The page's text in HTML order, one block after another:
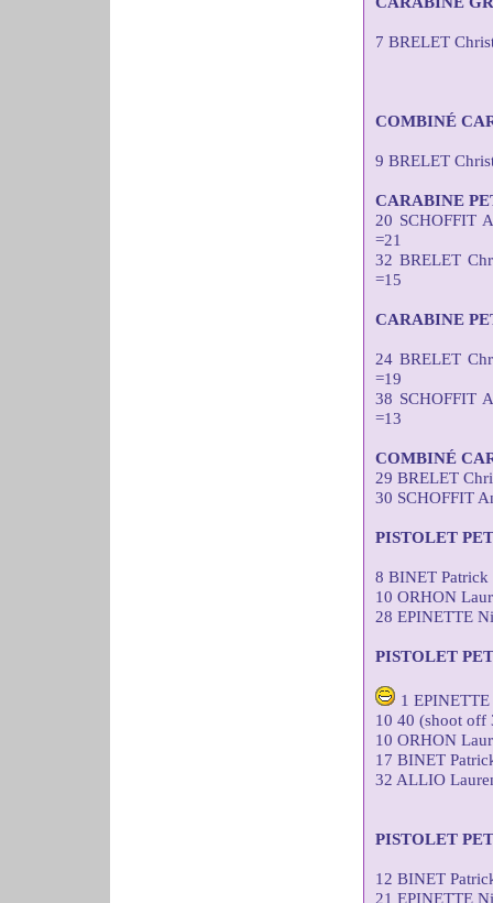
7 BRELET
COMBINÉ
9 BRELET
CARABINE
20 SCHOFFIT
=21
32 BRELET
=15
CARABINE
24 BRELET
=19
38 SCHOFFIT
=13
COMBINÉ
29 BRELET
30 SCHOFFIT
PISTOLET
8 BINET Patrick
10 ORHON
28 EPINETTE
PISTOLET
1
10 40 (shoot off
10 ORHON
17 BINET
32 ALLIO
PISTOLET
12 BINET
21 EPINETTE